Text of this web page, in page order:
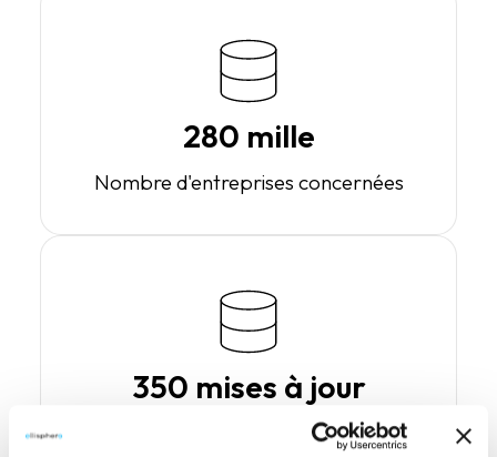
280 mille
Nombre d'entreprises concernées
350 mises à jour
Nombre d'actualisations par an